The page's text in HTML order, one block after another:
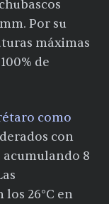
Por su
máximas
de
como
con
acumulando 8
26°C en